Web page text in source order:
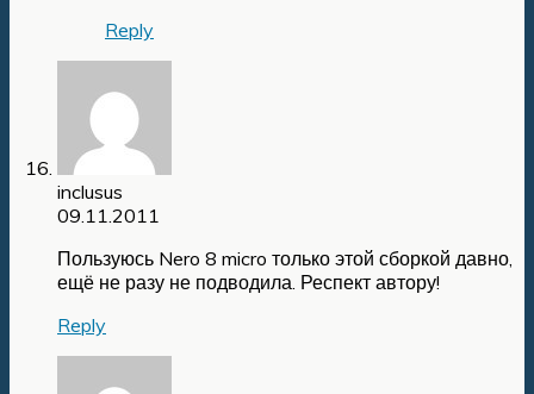
Reply
inclusus
09.11.2011
Пользуюсь Nero 8 micro только этой сборкой давно,
ещё не разу не подводила. Респект автору!
Reply